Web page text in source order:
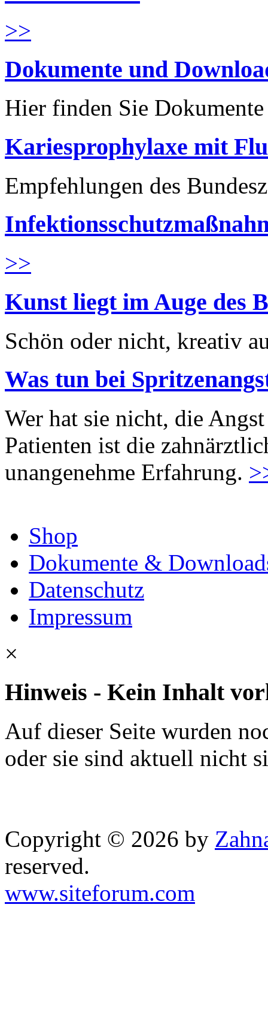
>>
Dokumente und
Hier finden Sie
Kariesprophylaxe mit
Empfehlungen des
>>
Kunst liegt im Auge des
Schön oder nicht, kreativ
Was tun bei
Wer hat sie nicht, die
Patienten ist die
unangenehme Erfahrung.
Shop
Dokumente &
Datenschutz
Impressum
×
Hinweis - Kein Inhalt
Auf dieser Seite wurden
oder sie sind aktuell nicht
Copyright © 2026 by
reserved.
www.siteforum.com